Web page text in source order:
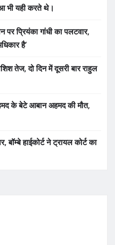
भी यही करते थे।
प्रियंका गांधी का पलटवार,
है’
तेज, दो दिन में दूसरी बार राहुल
के बेटे आबान अहमद की मौत,
हाईकोर्ट ने ट्रायल कोर्ट का